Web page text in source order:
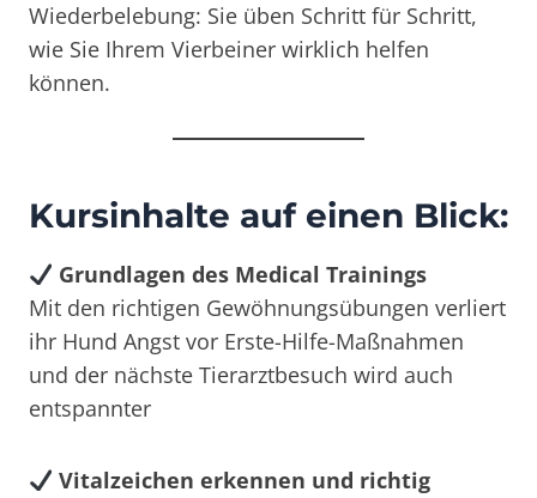
Wiederbelebung: Sie üben Schritt für Schritt,
wie Sie Ihrem Vierbeiner wirklich helfen
können.
Kursinhalte auf einen Blick:
Grundlagen des Medical Trainings
Mit den richtigen Gewöhnungsübungen verliert
ihr Hund Angst vor Erste-Hilfe-Maßnahmen
und der nächste Tierarztbesuch wird auch
entspannter
Vitalzeichen erkennen und richtig